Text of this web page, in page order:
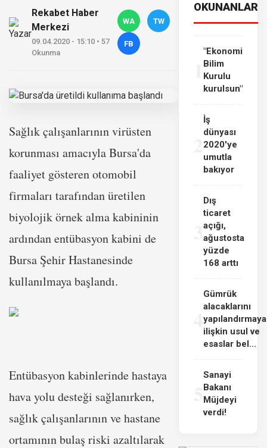
Rekabet Haber
Merkezi
09.04.2020 - 15:10 • 57
Okunma
WA TW
FB
Sağlık çalışanlarının virüsten
korunması amacıyla Bursa'da
faaliyet gösteren otomobil
firmaları tarafından üretilen
biyolojik örnek alma kabininin
ardından entübasyon kabini de
Bursa Şehir Hastanesinde
kullanılmaya başlandı.
Entübasyon kabinlerinde hastaya
hava yolu desteği sağlanırken,
sağlık çalışanlarının ve hastane
ortamının bulaş riski azaltılarak
OKUNANLAR
"Ekonomi
Bilim
Kurulu
kurulsun"
İş
dünyası
2020'ye
umutla
bakıyor
3
Dış
ticaret
açığı,
ağustosta
yüzde
168 arttı
4
Gümrük
alacaklarını
yapılandırmaya
ilişkin usul ve
esaslar bel...
Sanayi
Bakanı
Müjdeyi
verdi!